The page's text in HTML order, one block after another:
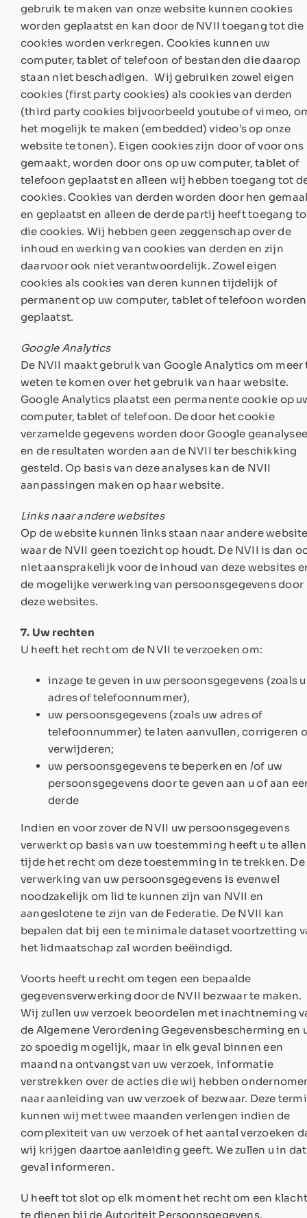
gebruik te maken van onze website kunnen cookies
worden geplaatst en kan door de NVII toegang tot die
cookies worden verkregen. Cookies kunnen uw
computer, tablet of telefoon of bestanden die daarop
staan niet beschadigen. Wij gebruiken zowel eigen
cookies (first party cookies) als cookies van derden
(third party cookies bijvoorbeeld youtube of vimeo,
het mogelijk te maken (embedded) video’s op onze
website te tonen). Eigen cookies zijn door of voor ons
gemaakt, worden door ons op uw computer, tablet of
telefoon geplaatst en alleen wij hebben toegang tot
cookies. Cookies van derden worden door hen
en geplaatst en alleen de derde partij heeft toegang
die cookies. Wij hebben geen zeggenschap over de
inhoud en werking van cookies van derden en zijn
daarvoor ook niet verantwoordelijk. Zowel eigen
cookies als cookies van deren kunnen tijdelijk of
permanent op uw computer, tablet of telefoon worden
geplaatst.
Google Analytics
De NVII maakt gebruik van Google Analytics om meer
weten te komen over het gebruik van haar website.
Google Analytics plaatst een permanente cookie op
computer, tablet of telefoon. De door het cookie
verzamelde gegevens worden door Google
en de resultaten worden aan de NVII ter beschikking
gesteld. Op basis van deze analyses kan de NVII
aanpassingen maken op haar website.
Links naar andere websites
Op de website kunnen links staan naar andere
waar de NVII geen toezicht op houdt. De NVII is dan
niet aansprakelijk voor de inhoud van deze websites
de mogelijke verwerking van persoonsgegevens door
deze websites.
7. Uw rechten
U heeft het recht om de NVII te verzoeken om:
inzage te geven in uw persoonsgegevens (zoals
adres of telefoonnummer),
uw persoonsgegevens (zoals uw adres of
telefoonnummer) te laten aanvullen, corrigeren
verwijderen;
uw persoonsgegevens te beperken en /of uw
persoonsgegevens door te geven aan u of aan
derde
Indien en voor zover de NVII uw persoonsgegevens
verwerkt op basis van uw toestemming heeft u te allen
tijde het recht om deze toestemming in te trekken. De
verwerking van uw persoonsgegevens is evenwel
noodzakelijk om lid te kunnen zijn van NVII en
aangeslotene te zijn van de Federatie. De NVII kan
bepalen dat bij een te minimale dataset voortzetting
het lidmaatschap zal worden beëindigd.
Voorts heeft u recht om tegen een bepaalde
gegevensverwerking door de NVII bezwaar te maken.
Wij zullen uw verzoek beoordelen met inachtneming
de Algemene Verordening Gegevensbescherming en
zo spoedig mogelijk, maar in elk geval binnen een
maand na ontvangst van uw verzoek, informatie
verstrekken over de acties die wij hebben
naar aanleiding van uw verzoek of bezwaar. Deze
kunnen wij met twee maanden verlengen indien de
complexiteit van uw verzoek of het aantal verzoeken
wij krijgen daartoe aanleiding geeft. We zullen u in dat
geval informeren.
U heeft tot slot op elk moment het recht om een
te dienen bij de Autoriteit Persoonsgegevens.